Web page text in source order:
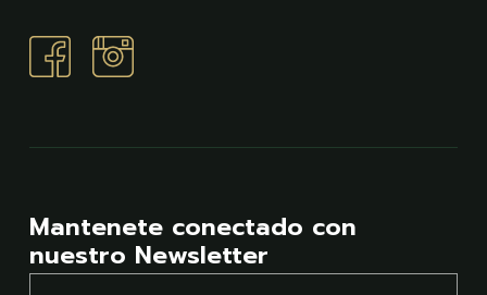
Mantenete conectado con
nuestro Newsletter